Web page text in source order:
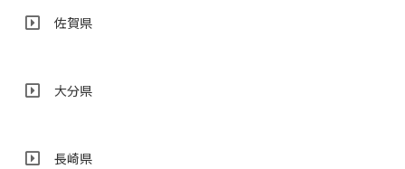
佐賀県
大分県
長崎県